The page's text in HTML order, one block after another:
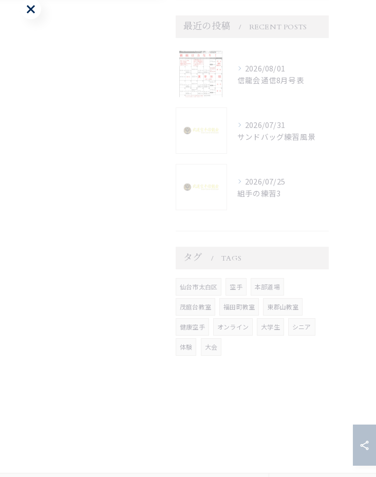
最近の投稿 RECENT POSTS
2026/08/01
信龍会通信8月号表
2026/07/31
サンドバッグ練習風景
2026/07/25
組手の練習3
タグ TAGS
仙台市太白区 空手 本部道場
茂庭台教室 福田町教室 東郡山教室
健康空手 オンライン 大学生 シニア
体験 大会
無料体験はこちら